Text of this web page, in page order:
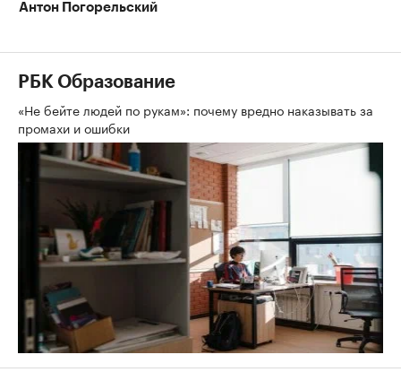
Антон Погорельский
РБК Образование
«Не бейте людей по рукам»: почему вредно наказывать за
промахи и ошибки